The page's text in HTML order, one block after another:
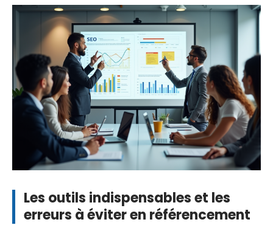
Les outils indispensables et les
erreurs à éviter en référencement